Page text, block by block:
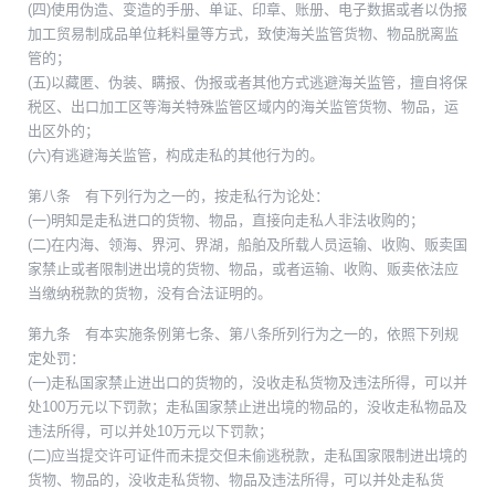
(四)使用伪造、变造的手册、单证、印章、账册、电子数据或者以伪报
加工贸易制成品单位耗料量等方式，致使海关监管货物、物品脱离监
管的；
(五)以藏匿、伪装、瞒报、伪报或者其他方式逃避海关监管，擅自将保
税区、出口加工区等海关特殊监管区域内的海关监管货物、物品，运
出区外的；
(六)有逃避海关监管，构成走私的其他行为的。
第八条 有下列行为之一的，按走私行为论处：
(一)明知是走私进口的货物、物品，直接向走私人非法收购的；
(二)在内海、领海、界河、界湖，船舶及所载人员运输、收购、贩卖国
家禁止或者限制进出境的货物、物品，或者运输、收购、贩卖依法应
当缴纳税款的货物，没有合法证明的。
第九条 有本实施条例第七条、第八条所列行为之一的，依照下列规
定处罚：
(一)走私国家禁止进出口的货物的，没收走私货物及违法所得，可以并
处100万元以下罚款；走私国家禁止进出境的物品的，没收走私物品及
违法所得，可以并处10万元以下罚款；
(二)应当提交许可证件而未提交但未偷逃税款，走私国家限制进出境的
货物、物品的，没收走私货物、物品及违法所得，可以并处走私货